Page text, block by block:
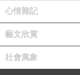
南投喉嚨異物
霧峰便秘中醫
心情雜記
藝文欣賞
社會萬象